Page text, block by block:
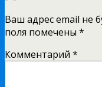
Ваш адрес email не
поля помечены *
Комментарий *